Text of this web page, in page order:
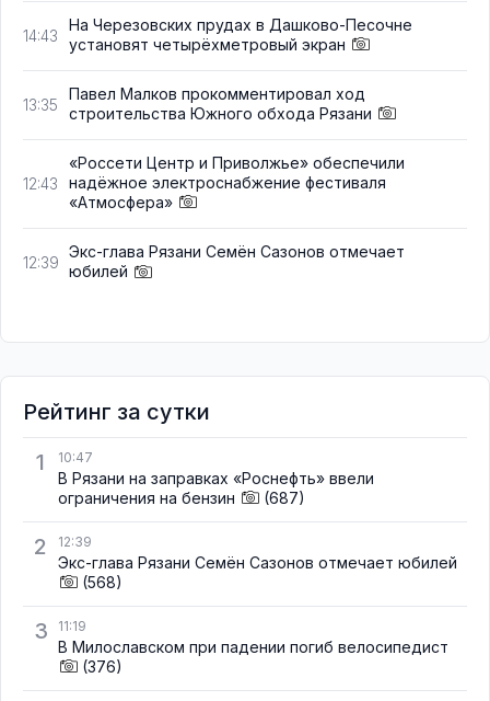
14:43
На Черезовских прудах в Дашково-Песочне
установят четырёхметровый экран
13:35
Павел Малков прокомментировал ход
строительства Южного обхода Рязани
12:43
«Россети Центр и Приволжье» обеспечили
надёжное электроснабжение фестиваля
«Атмосфера»
12:39
Экс-глава Рязани Семён Сазонов отмечает
юбилей
Рейтинг за сутки
1
10:47
В Рязани на заправках «Роснефть» ввели
ограничения на бензин
(687)
2 12:39
Экс-глава Рязани Семён Сазонов отмечает юбилей
(568)
3 11:19
В Милославском при падении погиб велосипедист
(376)